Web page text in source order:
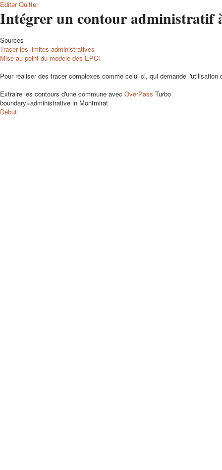
Éditer Quitter
Intégrer un contour administratif
Sources
Tracer les limites administratives
Mise au point du modele des EPCI
Pour réaliser des tracer complexes comme celui ci, qui demande
Extraire les contours d'une commune avec OverPass Turbo
boundary=administrative in Montmirat
Début